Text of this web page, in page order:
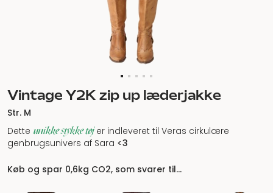
Vintage Y2K zip up læderjakke
Str. M
Dette unikke stykke tøjer indleveret til Veras cirkulære
genbrugsunivers af Sara <3
Køb og spar 0,6kg CO2, som svarer til…